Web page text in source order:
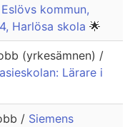
Eslövs kommun,
Harlösa skola 🌟
(yrkesämnen) /
Lärare i
/ Siemens